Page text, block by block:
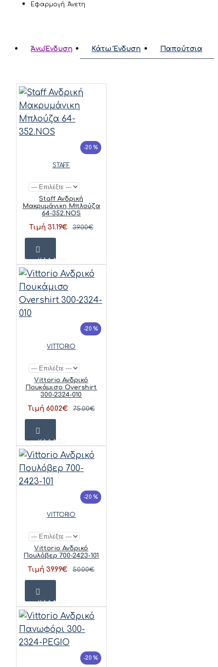
Εφαρμογή: Άνετη
ΆνωΈνδυση Κάτω Ένδυση Παπούτσια
-20 %
STAFF
Staff Ανδρική
Μακρυμάνικη Μπλούζα
64-352.NOS
Τιμή 31.19€ 39.00€
ΚΑΛΆΘΙ
-20 %
VITTORIO
Vittorio Ανδρικό
Πουκάμισο Overshirt
300-2324-010
Τιμή 60.02€ 75.00€
ΚΑΛΆΘΙ
-20 %
VITTORIO
Vittorio Ανδρικό
Πουλόβερ 700-2423-101
Τιμή 39.99€ 50.00€
ΚΑΛΆΘΙ
-20 %